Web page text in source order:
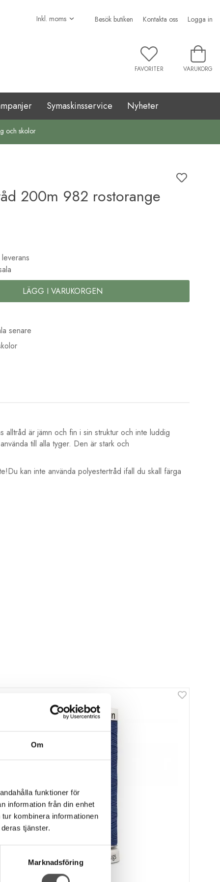
Om
funktioner för
information från din enhet
kombinera informationen
tjänster.
Marknadsföring
Besök butiken Kontakta oss Logga in
FAVORITER VARUKORG
Symaskinsservice Nyheter
och skolor
200m 982 rostorange
LÄGG I VARUKORGEN
senare
alltråd är jämn och fin i sin struktur och inte luddig
till alla tyger. Den är stark och
kan inte använda polyestertråd ifall du skall färga